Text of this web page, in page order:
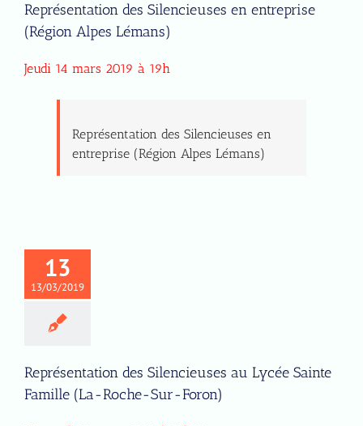
Représentation des Silencieuses en entreprise
(Région Alpes Lémans)
Jeudi 14 mars 2019 à 19h
Représentation des Silencieuses en
entreprise (Région Alpes Lémans)
13
13/03/2019
Représentation des Silencieuses au Lycée Sainte
Famille (La-Roche-Sur-Foron)